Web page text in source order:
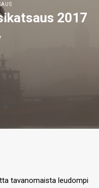
2017
tavanomaista leudompi